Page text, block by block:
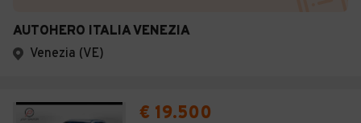
AUTOHERO ITALIA VENEZIA
Venezia (VE)
€ 19.500